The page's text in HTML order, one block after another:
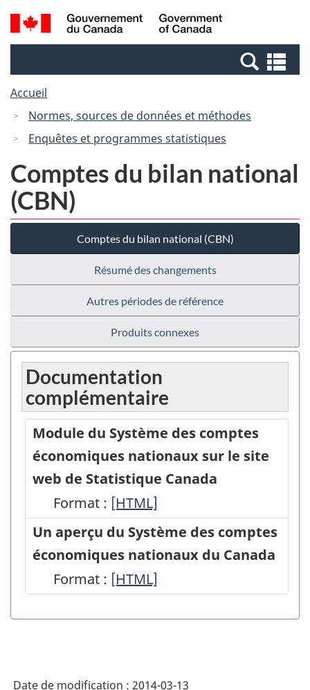
Passer
au
Passer
à
Canada
Recherche
et
et
Accueil
Normes, sources de données et méthodes
Enquêtes et programmes statistiques
Comptes du bilan national
(CBN)
Comptes du bilan national (CBN)
Résumé des changements
Autres périodes de référence
Produits connexes
Documentation
complémentaire
Module du Système des comptes
économiques nationaux sur le site
web de Statistique Canada
Format : Module
du
Système
des
comptes
économiques
le
[HTML]
Un aperçu du Système des comptes
économiques nationaux du Canada
Format : Un
du Système
[HTML]
Date de modification : 2014-03-13